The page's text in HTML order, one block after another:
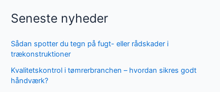
Seneste nyheder
Sådan spotter du tegn på fugt- eller rådskader i
trækonstruktioner
Kvalitetskontrol i tømrerbranchen – hvordan sikres godt
håndværk?